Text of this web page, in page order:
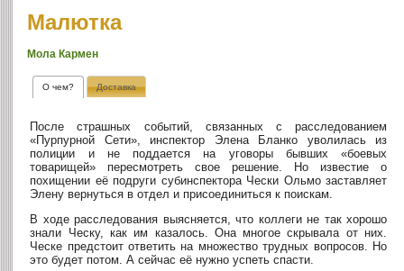
Малютка
Мола Кармен
О чем? Доставка
После страшных событий, связанных с расследованием
«Пурпурной Сети», инспектор Элена Бланко уволилась из
полиции и не поддается на уговоры бывших «боевых
товарищей» пересмотреть свое решение. Но известие о
похищении её подруги субинспектора Чески Ольмо заставляет
Элену вернуться в отдел и присоединиться к поискам.
В ходе расследования выясняется, что коллеги не так хорошо
знали Ческу, как им казалось. Она многое скрывала от них.
Ческе предстоит ответить на множество трудных вопросов. Но
это будет потом. А сейчас её нужно успеть спасти.